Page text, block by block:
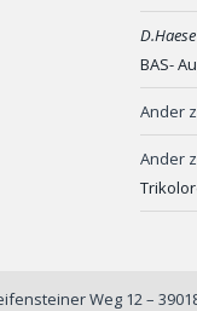
BAS-
Ander
Ander
Weg 12 –